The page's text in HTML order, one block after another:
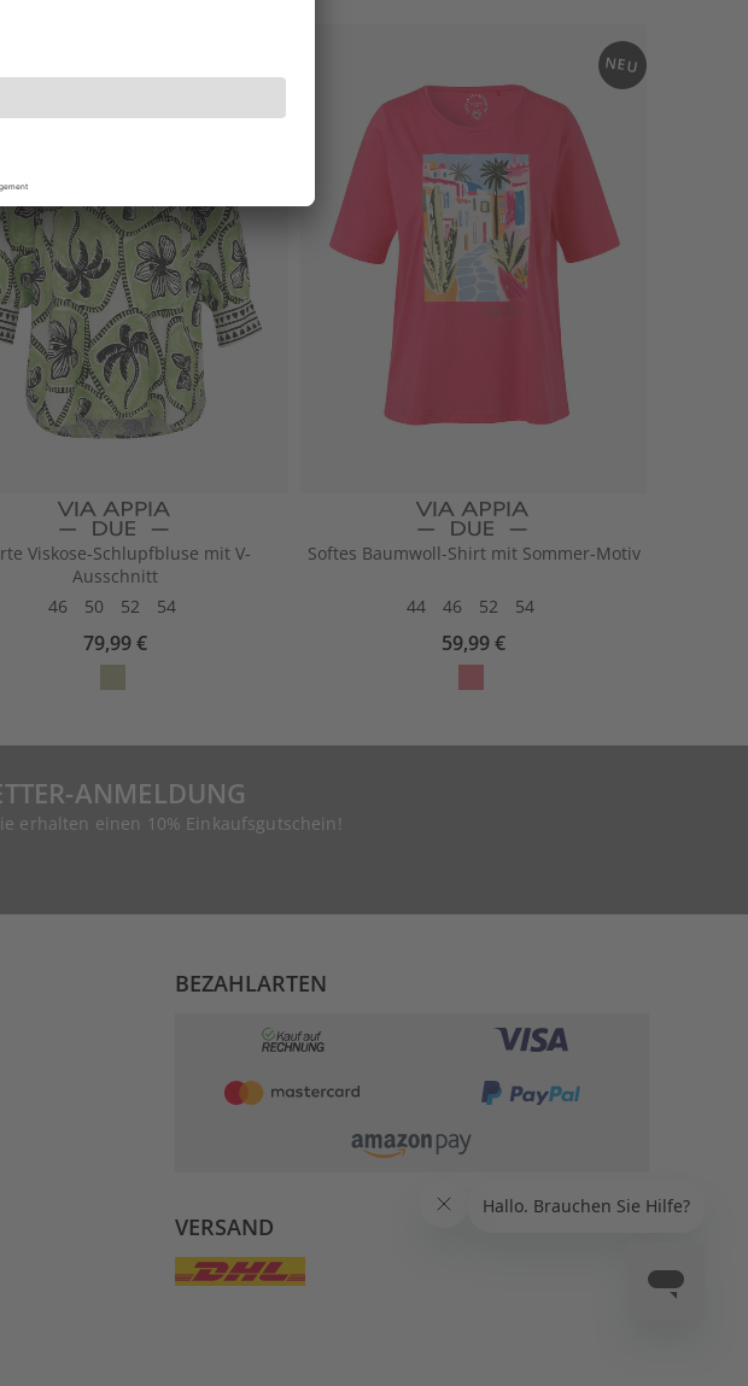
Viskose-Schlupfbluse mit V-
Ausschnitt
46
50 52 54
79,99 €
NEU
Softes Baumwoll-Shirt mit Sommer-Motiv
44 46 52 54
59,99 €
ANMELDUNG
erhalten einen 10% Einkaufsgutschein!
BEZAHLARTEN
VERSAND